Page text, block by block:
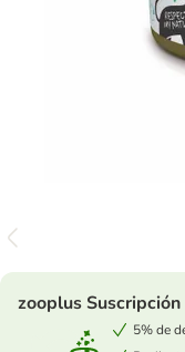
zooplus Suscripción
5% de